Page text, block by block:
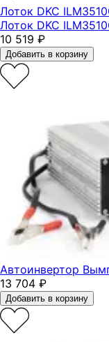
Лоток DKC
Лоток DKC
10 519 ₽
Добавить в корзину
Автоинвертор
13 704 ₽
Добавить в корзину